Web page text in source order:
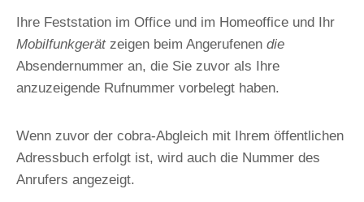
TIME+PLUS
MAIL+PLUS
OptiServer
EditManager
Ihre Feststation im Office und im Homeoffice und Ihr
Mobilfunkgerätzeigen beim Angerufenen die
Absendernummer an, die Sie zuvor als Ihre
anzuzeigende Rufnummer vorbelegt haben.
Wenn zuvor der cobra-Abgleich mit Ihrem öffentlichen
Adressbuch erfolgt ist, wird auch die Nummer des
Anrufers angezeigt.